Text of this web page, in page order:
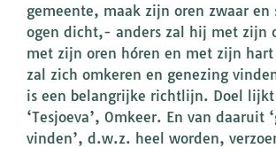
gemeente, maak zijn oren zwaar
ogen dicht,- anders zal hij met zijn
met zijn oren hóren en met zijn
zal zich omkeren en genezing
is een belangrijke richtlijn. Doel lijkt
‘Tesjoeva’, Omkeer. En van daaruit
vinden’, d.w.z. heel worden,